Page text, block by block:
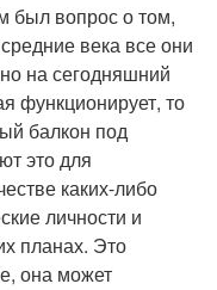
был вопрос о том,
века все они
на сегодняшний
функционирует, то
балкон под
это для
каких-либо
личности и
планах. Это
она может